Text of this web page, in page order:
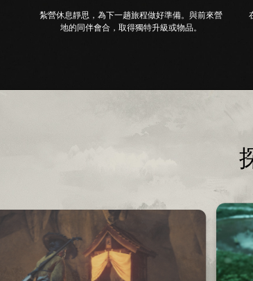
紮營休息靜思，為下一趟旅程做好準備。與前來營
地的同伴會合，取得獨特升級或物品。